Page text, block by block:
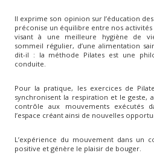
Il exprime son opinion sur l’éducation
préconise un équilibre entre nos
visant à une meilleure hygiène de
sommeil régulier, d’une alimentation
dit-il : la méthode Pilates est une
conduite.
Pour la pratique, les exercices de
synchronisent la respiration et le geste,
contrôle aux mouvements exécutés
l’espace créant ainsi de nouvelles
L’expérience du mouvement dans un
positive et génère le plaisir de bouger.